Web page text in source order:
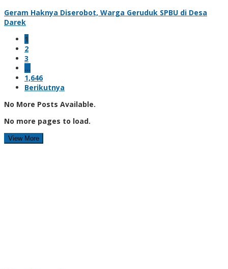
Geram Haknya Diserobot, Warga Geruduk SPBU di Desa
Darek
1
2
3
…
1,646
Berikutnya
No More Posts Available.
No more pages to load.
View More